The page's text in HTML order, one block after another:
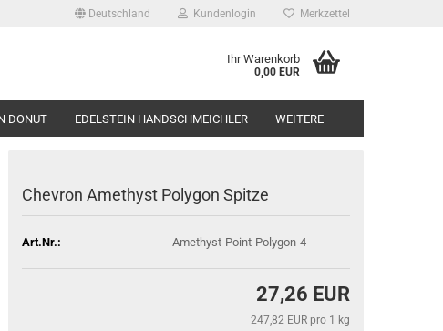
Deutschland Kundenlogin Merkzettel
Ihr Warenkorb
0,00 EUR
DONUT EDELSTEIN HANDSCHMEICHLER WEITERE
Chevron Amethyst Polygon Spitze
Art.Nr.: Amethyst-Point-Polygon-4
27,26 EUR
247,82 EUR pro 1 kg